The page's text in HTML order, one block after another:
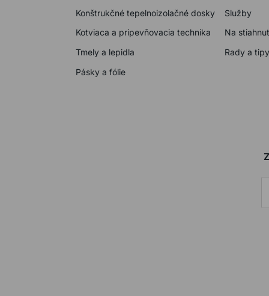
Konštrukčné tepelnoizolačné dosky
Kotviaca a pripevňovacia technika
Tmely a lepidla
Pásky a fólie
Služby
Na
Rady a tipy